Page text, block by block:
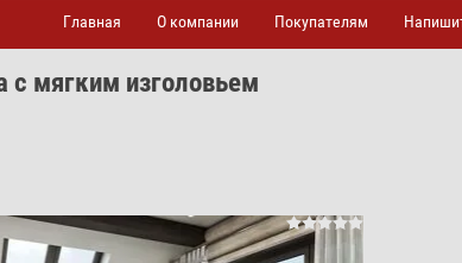
Главная О компании Покупателям
с мягким изголовьем